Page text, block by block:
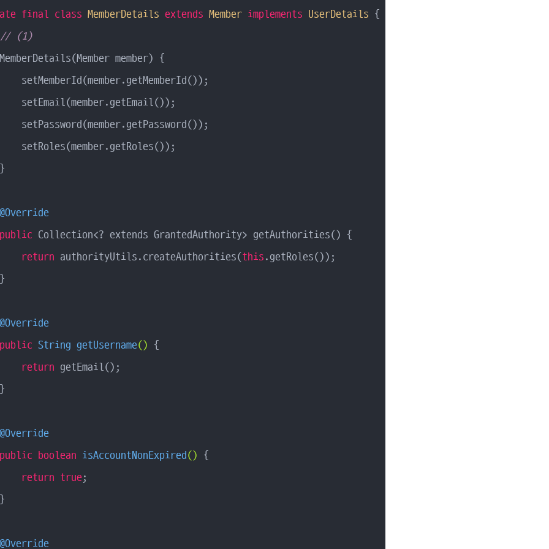
final class MemberDetails extends Member implements UserDetails {
// (1)
member) {
setMemberId(member.getMemberId());
setEmail(member.getEmail());
setPassword(member.getPassword());
setRoles(member.getRoles());
@Override
public Collection<? extends GrantedAuthority> getAuthorities() {
return authorityUtils.createAuthorities(this .getRoles());
@Override
public String getUsername()
{
return getEmail();
@Override
public boolean isAccountNonExpired()
{
return true;
@Override